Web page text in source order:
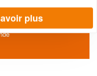
ET FILS (SAS)
plus